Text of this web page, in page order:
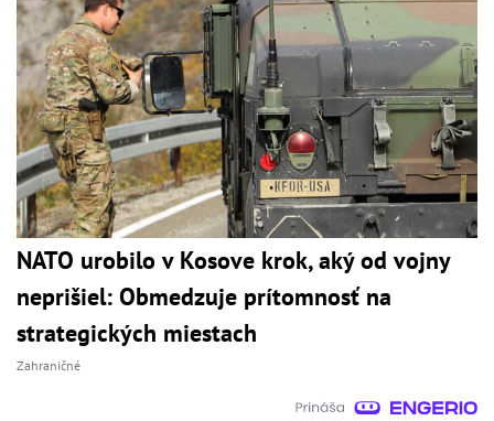
NATO urobilo v Kosove krok, aký od vojny
neprišiel: Obmedzuje prítomnosť na
strategických miestach
Zahraničné